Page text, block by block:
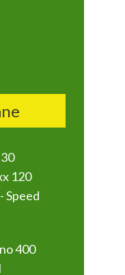
120
Speed
400